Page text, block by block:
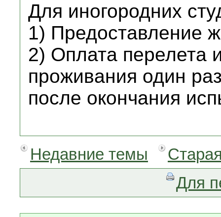
Для иногородних
1) Предоставление
2) Оплата перелета
проживания один
после окончания
Недавние темы
Для